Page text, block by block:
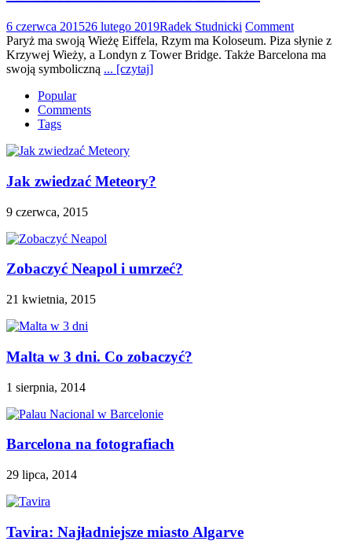
6 czerwca 201526 lutego 2019Radek Studnicki Comment
Paryż ma swoją Wieżę Eiffela, Rzym ma Koloseum. Piza słynie z
Krzywej Wieży, a Londyn z Tower Bridge. Także Barcelona ma
swoją symboliczną ... [czytaj]
Popular
Comments
Tags
Jak zwiedzać Meteory?
9 czerwca, 2015
Zobaczyć Neapol i umrzeć?
21 kwietnia, 2015
Malta w 3 dni. Co zobaczyć?
1 sierpnia, 2014
Barcelona na fotografiach
29 lipca, 2014
Tavira: Najładniejsze miasto Algarve